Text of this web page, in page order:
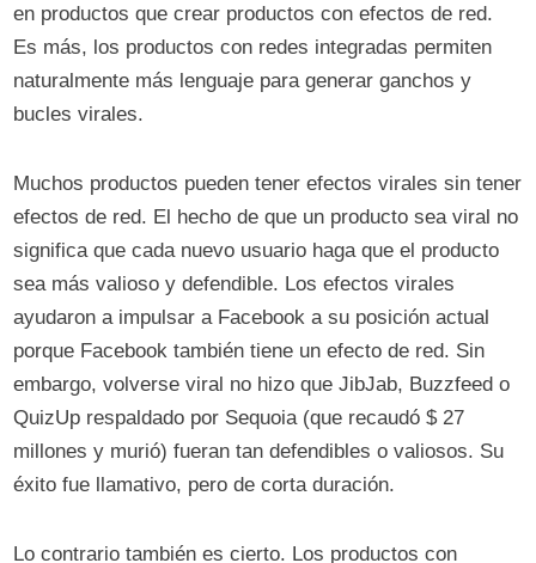
en productos que crear productos con efectos de red.
Es más, los productos con redes integradas permiten
naturalmente más lenguaje para generar ganchos y
bucles virales.
Muchos productos pueden tener efectos virales sin tener
efectos de red. El hecho de que un producto sea viral no
significa que cada nuevo usuario haga que el producto
sea más valioso y defendible. Los efectos virales
ayudaron a impulsar a Facebook a su posición actual
porque Facebook también tiene un efecto de red. Sin
embargo, volverse viral no hizo que JibJab, Buzzfeed o
QuizUp respaldado por Sequoia (que recaudó $ 27
millones y murió) fueran tan defendibles o valiosos. Su
éxito fue llamativo, pero de corta duración.
Lo contrario también es cierto. Los productos con